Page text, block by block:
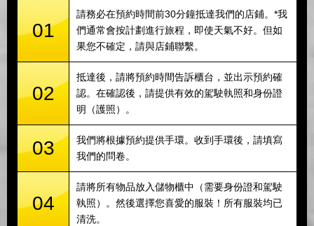
01
請務必在預約時間前30分鐘抵達我們的店鋪。*我
們通常會按計劃進行旅程，即使天氣不好。但如
果您不確定，請與店鋪聯繫。
02
抵達後，請將預約時間告訴櫃台，並出示預約確
認。在確認後，請提供有效的駕駛執照和身份證
明（護照）。
03
我們將根據預約提供手環。收到手環後，請填寫
我們的問卷。
04
請將所有物品放入儲物櫃中（需要身份證和駕駛
執照）。然後選擇您喜愛的服裝！所有服裝均已
清洗。